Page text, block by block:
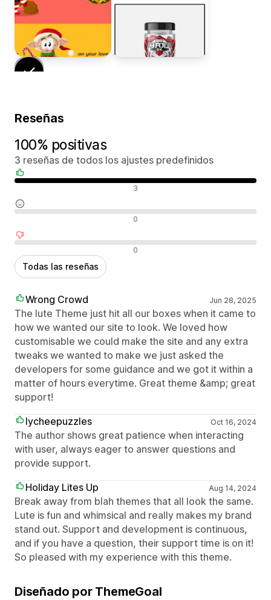
Reseñas
100% positivas
3 reseñas de todos los ajustes predefinidos
3
0
0
Todas las reseñas
Wrong Crowd Jun 28, 2025
The lute Theme just hit all our boxes when it came to
how we wanted our site to look. We loved how
customisable we could make the site and any extra
tweaks we wanted to make we just asked the
developers for some guidance and we got it within a
matter of hours everytime. Great theme &amp; great
support!
lycheepuzzles
Oct 16, 2024
The author shows great patience when interacting
with user, always eager to answer questions and
provide support.
Holiday Lites Up
Aug 14, 2024
Break away from blah themes that all look the same.
Lute is fun and whimsical and really makes my brand
stand out. Support and development is continuous,
and if you have a question, their support time is on it!
So pleased with my experience with this theme.
Diseñado por ThemeGoal